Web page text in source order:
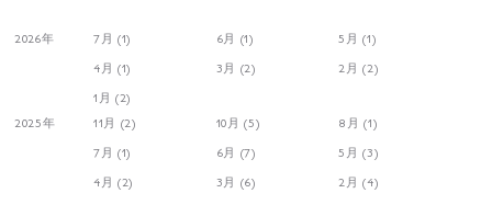
2026年 7月 (1) 6月 (1)
5月 (1)
4月 (1)
3月 (2)
2月 (2)
1月 (2)
2025年
11月 (2) 10月 (5)
8月 (1)
7月 (1)
6月 (7)
5月 (3)
4月 (2)
3月 (6) 2月 (4)